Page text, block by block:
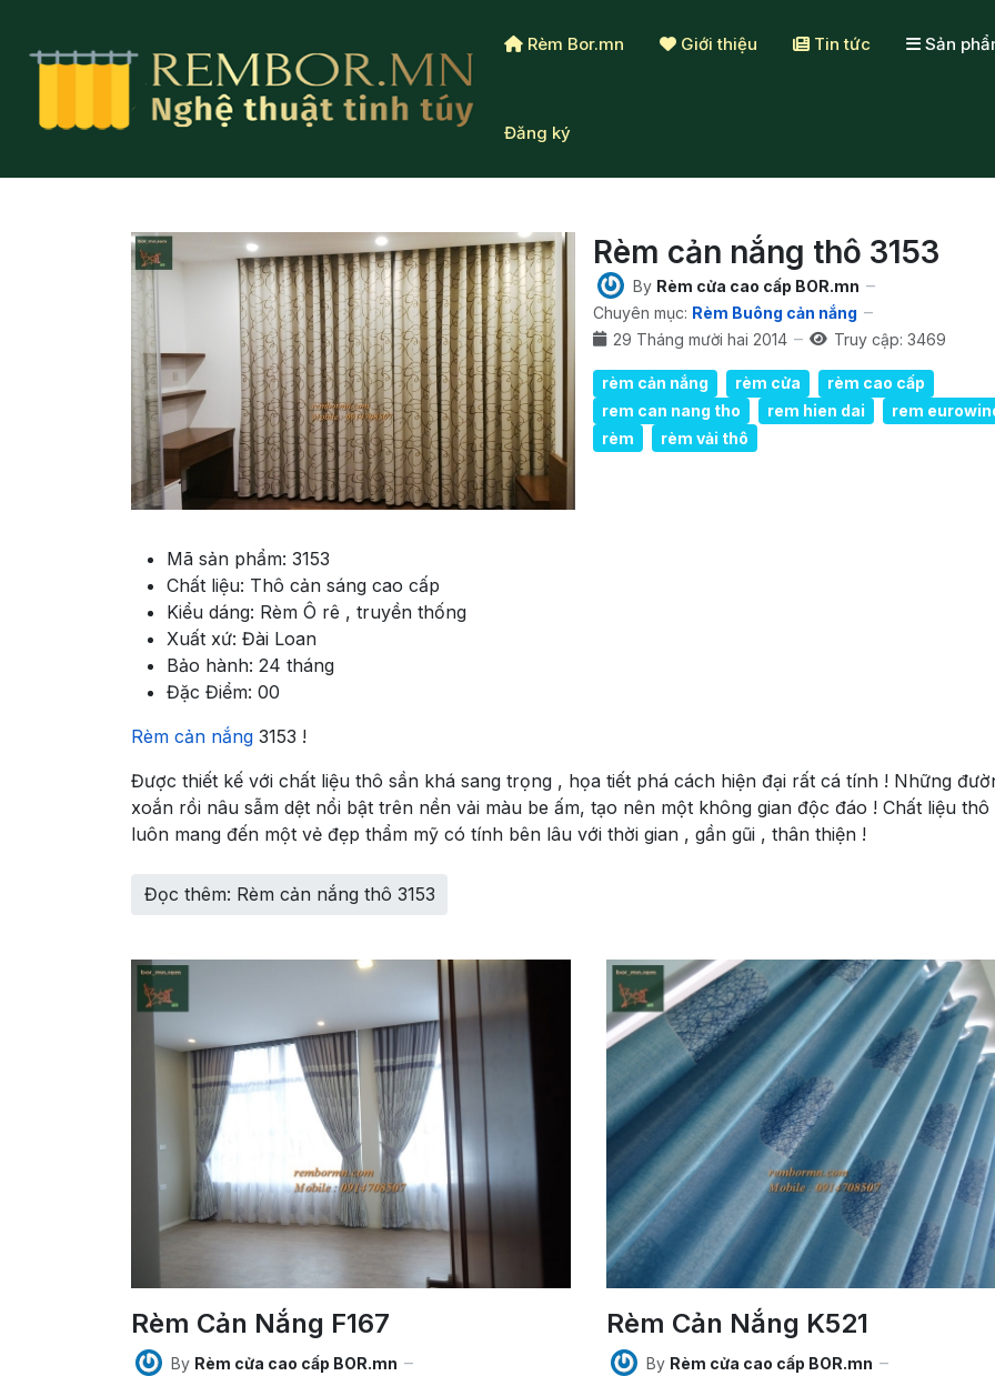
Rèm Bor.mn Giới thiệu Tin tức Sản
Đăng ký
Rèm cản nắng thô 3153
By Rèm cửa cao cấp BOR.mn
Chuyên mục: Rèm Buông cản nắng
29 Tháng mười hai 2014
Truy cập: 3469
rèm cản nắng rèm cửa
rèm cao cấp
rem can nang tho
rem hien dai
rem
rèm
rèm vải thô
Mã sản phẩm: 3153
Chất liệu: Thô cản sáng cao cấp
Kiểu dáng: Rèm Ô rê , truyền thống
Xuất xứ: Đài Loan
Bảo hành: 24 tháng
Đặc Điểm: 00
Rèm cản nắng 3153 !
Được thiết kế với chất liệu thô sần khá sang trọng , họa tiết phá cách hiện đại rất cá tính ! Những
xoắn rồi nâu sẫm dệt nổi bật trên nền vải màu be ấm, tạo nên một không gian độc đáo ! Chất liệu thô
luôn mang đến một vẻ đẹp thẩm mỹ có tính bên lâu với thời gian , gần gũi , thân thiện !
Đọc thêm: Rèm cản nắng thô 3153
Rèm Cản Nắng F167
By Rèm cửa cao cấp BOR.mn
Rèm Cản Nắng K521
By Rèm cửa cao cấp BOR.mn